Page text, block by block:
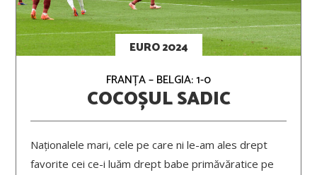
EURO 2024
FRANȚA – BELGIA: 1-0
COCOȘUL SADIC
Naționalele mari, cele pe care ni le-am ales drept
favorite cei ce-i luăm drept babe primăvăratice pe